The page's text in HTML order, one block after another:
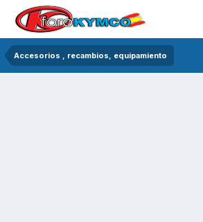
Accesorios , recambios, equipamiento